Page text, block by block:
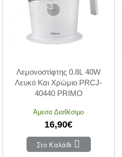
Λεμονοστίφτης 0.8L 40W
Λευκό Και Χρώμιο PRCJ-
40440 PRIMO
Άμεσα Διαθέσιμο
16,90€
Στο Καλάθι